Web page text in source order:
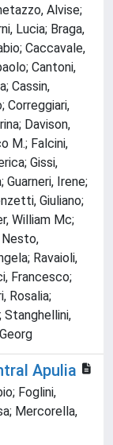
Alvise;
Lucia; Braga,
Caccavale,
Cantoni,
Cassin,
Correggiari,
Davison,
M.; Falcini,
Gissi,
Guarneri, Irene;
Giuliano;
William Mc;
Nesto,
Ravaioli,
Francesco;
Rosalia;
Stanghellini,
Apulia
Foglini,
Mercorella,